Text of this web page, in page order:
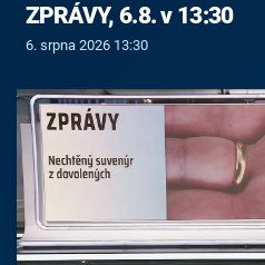
ZPRÁVY, 6.8. v 13:30
6. srpna 2026 13:30